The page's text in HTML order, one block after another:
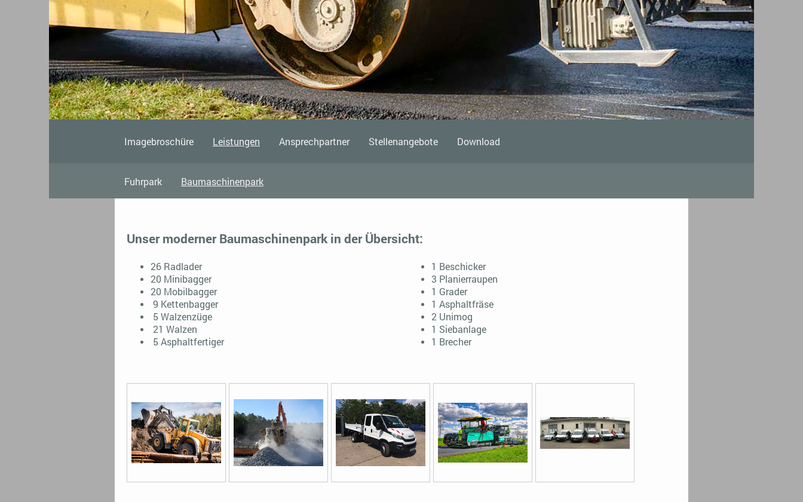
Imagebroschüre Leistungen Ansprechpartner Stellenangebote Download
Fuhrpark Baumaschinenpark
Unser moderner Baumaschinenpark in der Übersicht:
26 Radlader
20 Minibagger
20 Mobilbagger
9 Kettenbagger
5 Walzenzüge
21 Walzen
5 Asphaltfertiger
1 Beschicker
3 Planierraupen
1 Grader
1 Asphaltfräse
2 Unimog
1 Siebanlage
1 Brecher